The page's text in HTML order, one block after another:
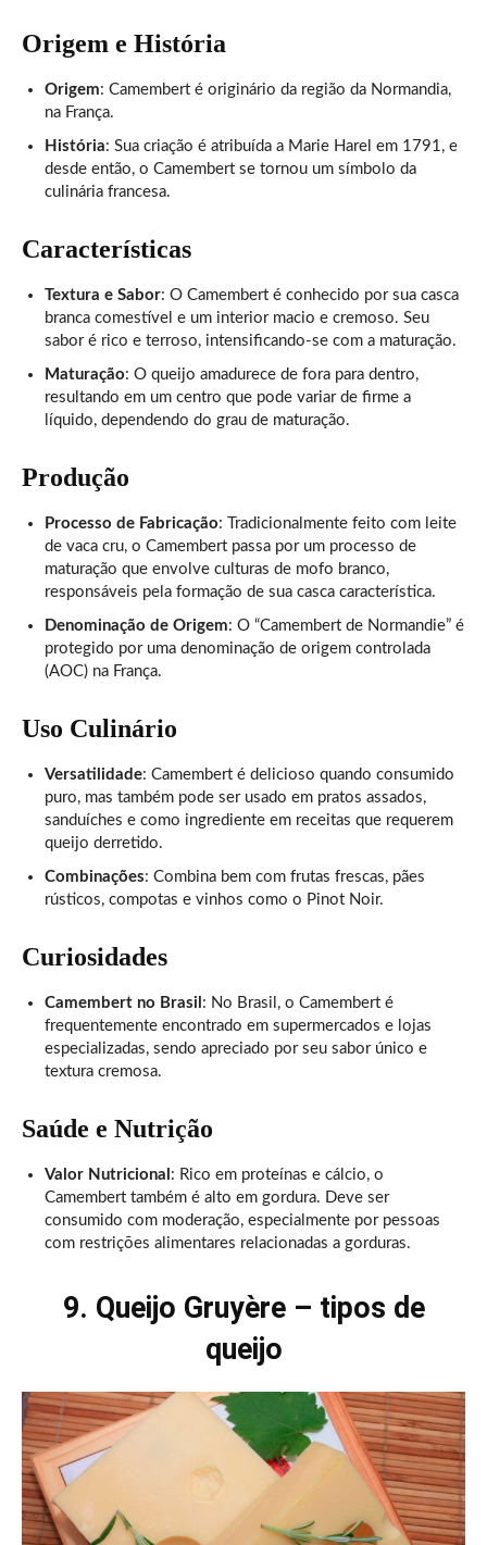
Origem e História
Origem: Camembert é originário da região da Normandia,
na França.
História: Sua criação é atribuída a Marie Harel em 1791, e
desde então, o Camembert se tornou um símbolo da
culinária francesa.
Características
Textura e Sabor: O Camembert é conhecido por sua casca
branca comestível e um interior macio e cremoso. Seu
sabor é rico e terroso, intensificando-se com a maturação.
Maturação: O queijo amadurece de fora para dentro,
resultando em um centro que pode variar de firme a
líquido, dependendo do grau de maturação.
Produção
Processo de Fabricação: Tradicionalmente feito com leite
de vaca cru, o Camembert passa por um processo de
maturação que envolve culturas de mofo branco,
responsáveis pela formação de sua casca característica.
Denominação de Origem: O “Camembert de Normandie” é
protegido por uma denominação de origem controlada
(AOC) na França.
Uso Culinário
Versatilidade: Camembert é delicioso quando consumido
puro, mas também pode ser usado em pratos assados,
sanduíches e como ingrediente em receitas que requerem
queijo derretido.
Combinações: Combina bem com frutas frescas, pães
rústicos, compotas e vinhos como o Pinot Noir.
Curiosidades
Camembert no Brasil : No Brasil, o Camembert é
frequentemente encontrado em supermercados e lojas
especializadas, sendo apreciado por seu sabor único e
textura cremosa.
Saúde e Nutrição
Valor Nutricional : Rico em proteínas e cálcio, o
Camembert também é alto em gordura. Deve ser
consumido com moderação, especialmente por pessoas
com restrições alimentares relacionadas a gorduras.
9. Queijo Gruyère – tipos de
queijo